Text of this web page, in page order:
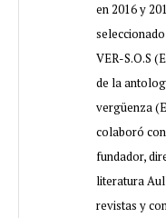
en 2016 y
VER-S.O.S
de la
vergüenza
colaboró
fundador,
literatura
revistas y